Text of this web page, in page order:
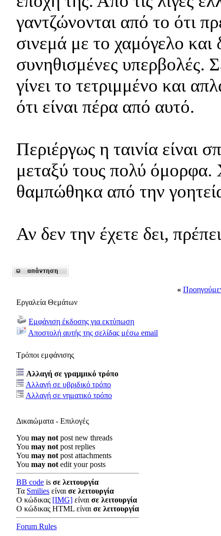
γαντζώνονται από το ότι
σινεμά με το χαμόγελο και
συνηθισμένες υπερβολές.
γίνει το τετριμμένο και
ότι είναι πέρα από αυτό.
Περιέργως η ταινία είναι
μεταξύ τους πολύ όμορφα.
θαμπώθηκα από την
Αν δεν την έχετε δει,
«
Εργαλεία Θεμάτων
Εμφάνιση έκδοσης για εκτύπωση
Αποστολή αυτής της σελίδας μέσω email
Τρόποι εμφάνισης
Αλλαγή σε γραμμικό τρόπο
Αλλαγή σε υβριδικό τρόπο
Αλλαγή σε νηματικό τρόπο
Δικαιώματα - Επιλογές
You may not post new threads
You may not post replies
You may not post attachments
You may not edit your posts
BB code is σε λειτουργία
Τα Smilies είναι σε λειτουργία
Ο κώδικας [IMG] είναι σε λειτουργία
Ο κώδικας HTML είναι σε λειτουργία
Forum Rules